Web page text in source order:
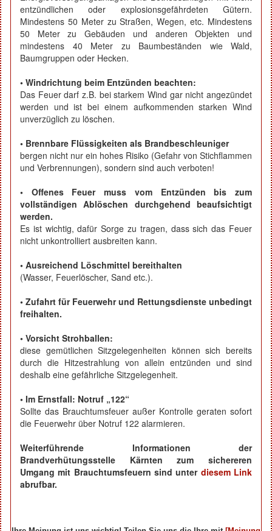
entzündlichen oder explosionsgefährdeten Gütern.
Mindestens 50 Meter zu Straßen, Wegen, etc. Mindestens
50 Meter zu Gebäuden und anderen Objekten und
mindestens 40 Meter zu Baumbeständen wie Wald,
Baumgruppen oder Hecken.
• Windrichtung beim Entzünden beachten:
Das Feuer darf z.B. bei starkem Wind gar nicht angezündet
werden und ist bei einem aufkommenden starken Wind
unverzüglich zu löschen.
• Brennbare Flüssigkeiten als Brandbeschleuniger
bergen nicht nur ein hohes Risiko (Gefahr von Stichflammen
und Verbrennungen), sondern sind auch verboten!
• Offenes Feuer muss vom Entzünden bis zum
vollständigen Ablöschen durchgehend beaufsichtigt
werden.
Es ist wichtig, dafür Sorge zu tragen, dass sich das Feuer
nicht unkontrolliert ausbreiten kann.
• Ausreichend Löschmittel bereithalten
(Wasser, Feuerlöscher, Sand etc.).
• Zufahrt für Feuerwehr und Rettungsdienste unbedingt
freihalten.
• Vorsicht Strohballen:
diese gemütlichen Sitzgelegenheiten können sich bereits
durch die Hitzestrahlung von allein entzünden und sind
deshalb eine gefährliche Sitzgelegenheit.
• Im Ernstfall: Notruf „122“
Sollte das Brauchtumsfeuer außer Kontrolle geraten sofort
die Feuerwehr über Notruf 122 alarmieren.
Weiterführende Informationen der
Brandverhütungsstelle Kärnten zum sichereren
Umgang mit Brauchtumsfeuern sind unter diesem Link
abrufbar.